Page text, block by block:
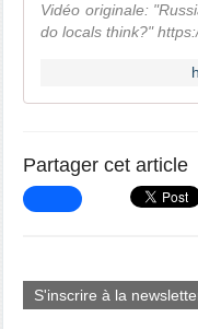
Vidéo originale:
do locals think?"
Partager cet article
S'inscrire à la